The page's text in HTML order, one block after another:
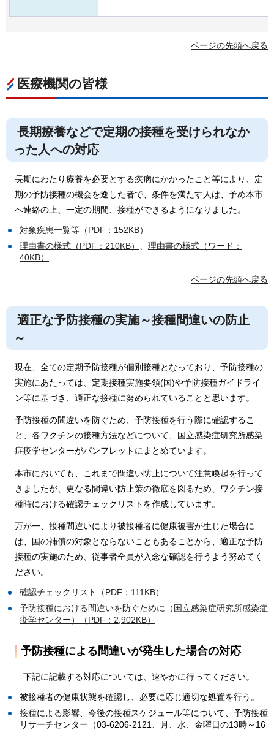
ページの先頭へ戻る
医療機関の皆様
長期療養などで定期の接種を受けられなか
った人への対応
長期にわたり療養を必要とする疾病にかかったこと等により、定
期の予防接種の機会を逸した者で、条件を満たす人は、予め本市
へ連絡の上、一定の期間、接種ができるようになりました。
対象疾患一覧等（PDF：152KB）
理由書の様式（PDF：210KB）
理由書の様式（ワード：
40KB）
ページの先頭へ戻る
適正な予防接種の実施～接種間違いの防止
～
現在、全ての定期予防接種が個別接種となっており、予防接種の
実施にあたっては、定期接種実施要領(国)や予防接種ガイドライ
ン等に基づき、適正な接種に努められていることと思います。
予防接種の間違いを防ぐため、予防接種を行う際に確認するこ
と、各ワクチンの接種方法などについて、国立感染症研究所感染
症疫学センターがパンフレットにまとめています。
本市においても、これまで間違い防止について注意喚起を行って
きましたが、更なる間違い防止策の徹底を図るため、ワクチン接
種時における確認チェックリストを作成しています。
万が一、接種間違いにより被接種者に健康被害が生じた場合に
は、国の補償の対象とならないこともあることから、適正な予防
接種の実施のため、従事者全員が入念な確認を行うよう努めてく
ださい。
確認チェックリスト（PDF：111KB）
予防接種における間違いを防ぐために（国立感染症研究所感染症
疫学センター）（PDF：2,902KB）
予防接種による間違いが発生した場合の対応
下記に記載する対応については、速やかに行ってください。
被接種者の健康状態を確認し、必要に応じ適切な処置を行う。
接種による影響、今後の接種スケジュール等について、予防接種
リサーチセンター（03-6206-2121、月、水、金曜日の13時～16